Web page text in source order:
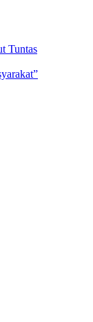
Tuntas